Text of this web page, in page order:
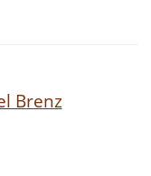
Brenz